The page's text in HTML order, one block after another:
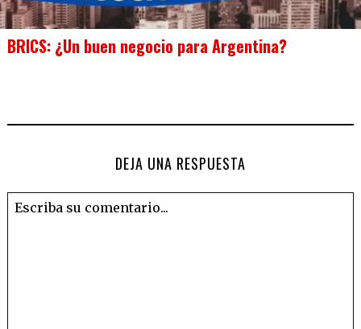
BRICS: ¿Un buen negocio para Argentina?
DEJA UNA RESPUESTA